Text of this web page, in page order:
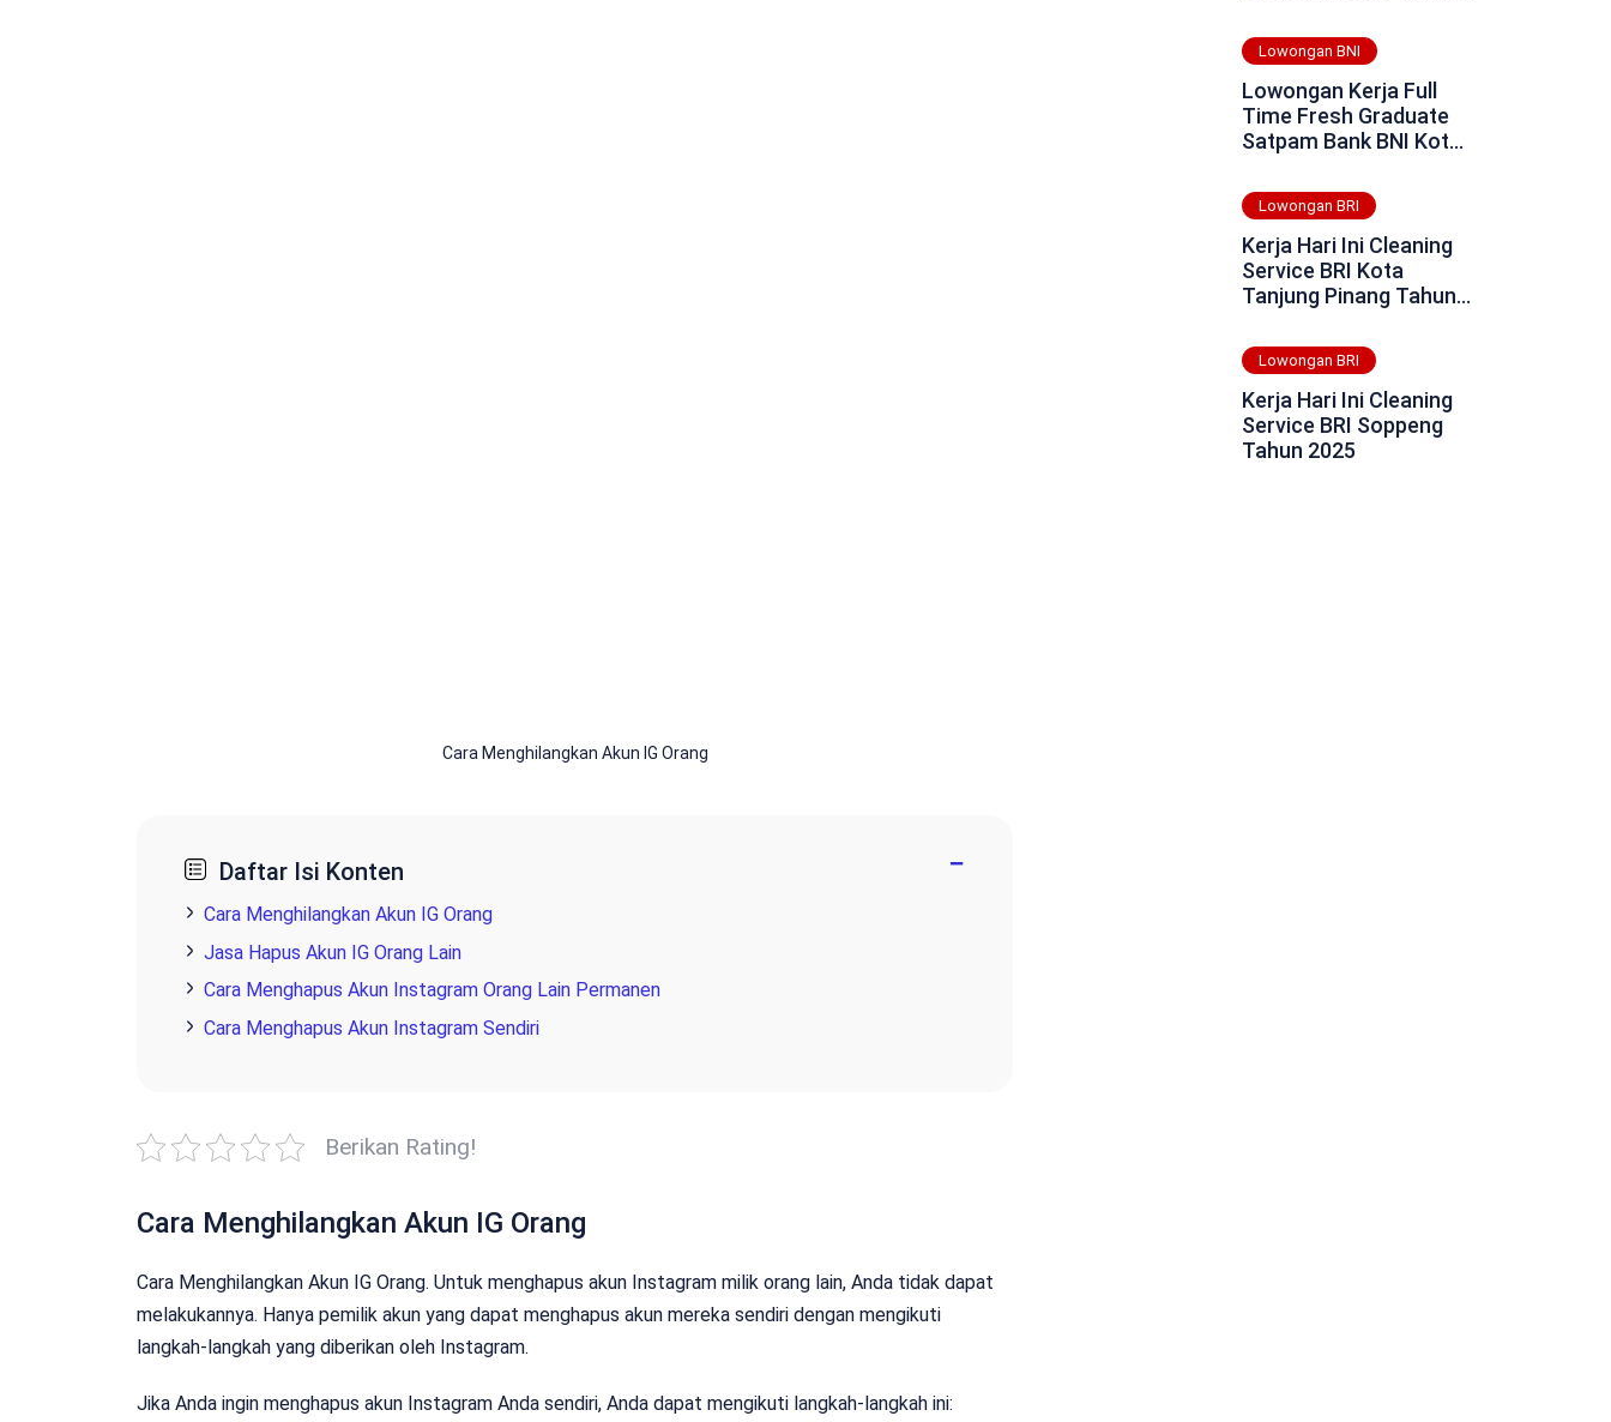
Cara Menghilangkan Akun IG Orang
Daftar Isi Konten −
Cara Menghilangkan Akun IG Orang
Jasa Hapus Akun IG Orang Lain
Cara Menghapus Akun Instagram Orang Lain Permanen
Cara Menghapus Akun Instagram Sendiri
Berikan Rating!
Cara Menghilangkan Akun IG Orang
Cara Menghilangkan Akun IG Orang. Untuk menghapus akun Instagram milik orang lain, Anda tidak dapat
melakukannya. Hanya pemilik akun yang dapat menghapus akun mereka sendiri dengan mengikuti
langkah-langkah yang diberikan oleh Instagram.
Jika Anda ingin menghapus akun Instagram Anda sendiri, Anda dapat mengikuti langkah-langkah ini:
Lowongan BNI
Lowongan Kerja Full
Time Fresh Graduate
Satpam Bank BNI Kota
2025
Lowongan BRI
Kerja Hari Ini Cleaning
Service BRI Kota
Tanjung Pinang Tahun
Lowongan BRI
Kerja Hari Ini Cleaning
Service BRI Soppeng
Tahun 2025